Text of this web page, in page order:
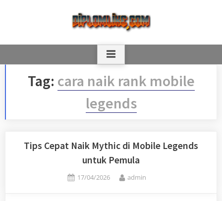
Tag: cara naik rank mobile
legends
Tips Cepat Naik Mythic di Mobile Legends
untuk Pemula
Posted
17/04/2026 By
admin